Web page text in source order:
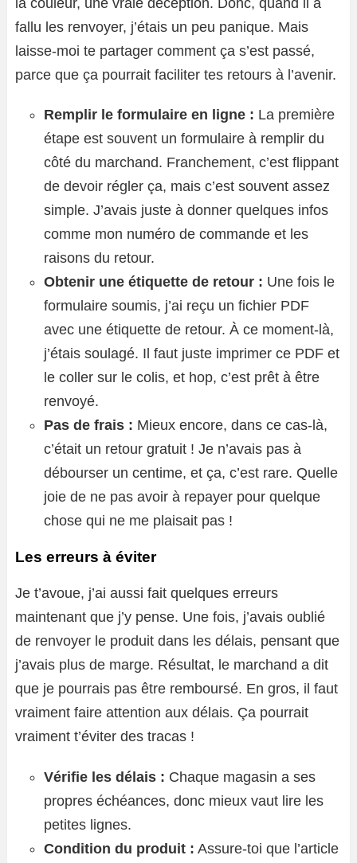
fallu les renvoyer, j’étais un peu panique. Mais
laisse-moi te partager comment ça s’est passé,
parce que ça pourrait faciliter tes retours à l’avenir.
Remplir le formulaire en ligne : La première
étape est souvent un formulaire à remplir du
côté du marchand. Franchement, c’est flippant
de devoir régler ça, mais c’est souvent assez
simple. J’avais juste à donner quelques infos
comme mon numéro de commande et les
raisons du retour.
Obtenir une étiquette de retour : Une fois le
formulaire soumis, j’ai reçu un fichier PDF
avec une étiquette de retour. À ce moment-là,
j’étais soulagé. Il faut juste imprimer ce PDF et
le coller sur le colis, et hop, c’est prêt à être
renvoyé.
Pas de frais : Mieux encore, dans ce cas-là,
c’était un retour gratuit ! Je n’avais pas à
débourser un centime, et ça, c’est rare. Quelle
joie de ne pas avoir à repayer pour quelque
chose qui ne me plaisait pas !
Les erreurs à éviter
Je t’avoue, j’ai aussi fait quelques erreurs
maintenant que j’y pense. Une fois, j’avais oublié
de renvoyer le produit dans les délais, pensant que
j’avais plus de marge. Résultat, le marchand a dit
que je pourrais pas être remboursé. En gros, il faut
vraiment faire attention aux délais. Ça pourrait
vraiment t’éviter des tracas !
Vérifie les délais : Chaque magasin a ses
propres échéances, donc mieux vaut lire les
petites lignes.
Condition du produit : Assure-toi que l’article